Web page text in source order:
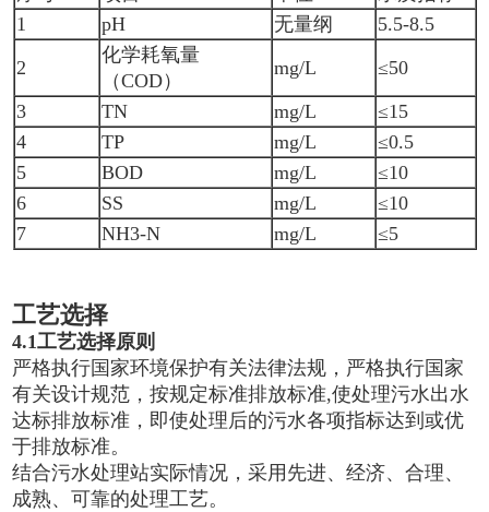
1
pH 无量纲
5.5-8.5
2
化学耗氧量
（COD）
mg/L
≤50
3
TN mg/L
≤15
4
TP mg/L
≤0.5
5
BOD mg/L
≤10
6
SS mg/L
≤10
7
NH3-N mg/L ≤5
工艺选择
4.1工艺选择原则
严格执行国家环境保护有关法律法规，严格执行国家
有关设计规范，按规定标准排放标准,使处理污水出水
达标排放标准，即使处理后的污水各项指标达到或优
于排放标准。
结合污水处理站实际情况，采用先进、经济、合理、
成熟、可靠的处理工艺。